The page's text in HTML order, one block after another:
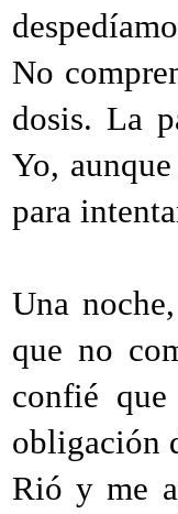
No
dosis. La
Yo,
para
Una
que no
confié
obligación
Rió y me